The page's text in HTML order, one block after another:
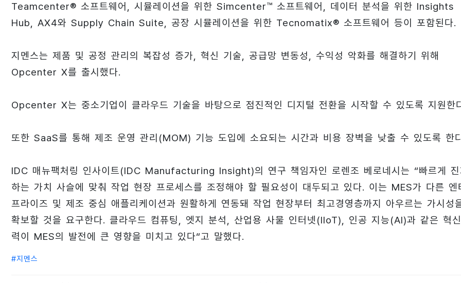
Teamcenter® 소프트웨어, 시뮬레이션을 위한 Simcenter™ 소프트웨어, 데이터 분석을 위한 Insights
Hub, AX4와 Supply Chain Suite, 공장 시뮬레이션을 위한 Tecnomatix® 소프트웨어 등이 포함된다.
지멘스는 제품 및 공정 관리의 복잡성 증가, 혁신 기술, 공급망 변동성, 수익성 악화를 해결하기 위해
Opcenter X를 출시했다.
Opcenter X는 중소기업이 클라우드 기술을 바탕으로 점진적인 디지털 전환을 시작할 수 있도록 지원한
또한 SaaS를 통해 제조 운영 관리(MOM) 기능 도입에 소요되는 시간과 비용 장벽을 낮출 수 있도록 한
IDC 매뉴팩처링 인사이트(IDC Manufacturing Insight)의 연구 책임자인 로렌조 베로네시는 “빠르게
하는 가치 사슬에 맞춰 작업 현장 프로세스를 조정해야 할 필요성이 대두되고 있다. 이는 MES가 다른 엔
프라이즈 및 제조 중심 애플리케이션과 원활하게 연동돼 작업 현장부터 최고경영층까지 아우르는 가시성
확보할 것을 요구한다. 클라우드 컴퓨팅, 엣지 분석, 산업용 사물 인터넷(IIoT), 인공 지능(AI)과 같은 혁
력이 MES의 발전에 큰 영향을 미치고 있다“고 말했다.
#지멘스